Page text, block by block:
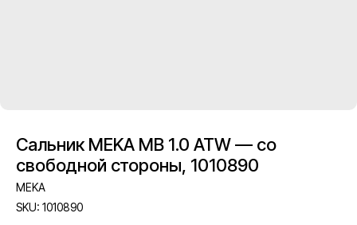
Сальник MEKA MB 1.0 ATW — со
свободной стороны, 1010890
MEKA
SKU: 1010890